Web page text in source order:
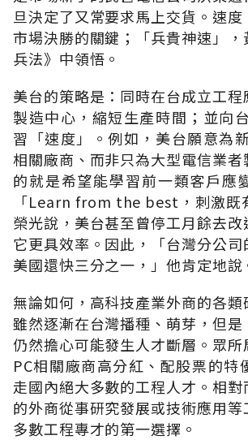
旦決定了又常要求馬上交貨。速
市場決勝的關鍵；「兵貴神速」
兵法》中領悟。
美台的策略是：同時在台成立工
製造中心，縮短生產時間；並向
習「速度」。例如，美台願意為
相關廠商、而非只為大型電信業者
的就是希望能學習前一類客戶應
「Learn from the best，刺激既
榮光說，美台甚至曾停工月餘去
它更具效率。因此，「台灣分公
美國還快三分之一，」他肯定地說
無論如何，高科技產業外商的各類
雖然逐漸在台灣播種、萌芽，但
仍然擔心可能發生人才斷層。眾所
PC相關廠商高分紅、配股票的特
走國內絕大多數的工程人才。相
的外商從事研究發展或技術應用
多數工程專才的第一選擇。